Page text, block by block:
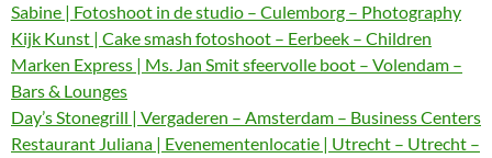
Sabine | Fotoshoot in de studio – Culemborg – Photography
Kijk Kunst | Cake smash fotoshoot – Eerbeek – Children
Marken Express | Ms. Jan Smit sfeervolle boot – Volendam –
Bars & Lounges
Day’s Stonegrill | Vergaderen – Amsterdam – Business Centers
Restaurant Juliana | Evenementenlocatie | Utrecht – Utrecht –